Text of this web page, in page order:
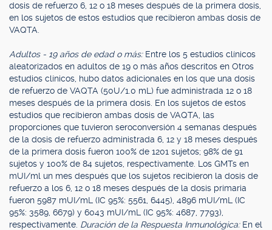
dosis de refuerzo 6, 12 o 18 meses después de la primera dosis,
en los sujetos de estos estudios que recibieron ambas dosis de
VAQTA.
Adultos - 19 años de edad o más: Entre los 5 estudios clínicos
aleatorizados en adultos de 19 o más años descritos en Otros
estudios clínicos, hubo datos adicionales en los que una dosis
de refuerzo de VAQTA (50U/1.0 mL) fue administrada 12 o 18
meses después de la primera dosis. En los sujetos de estos
estudios que recibieron ambas dosis de VAQTA, las
proporciones que tuvieron seroconversión 4 semanas después
de la dosis de refuerzo administrada 6, 12 y 18 meses después
de la primera dosis fueron 100% de 1201 sujetos; 98% de 91
sujetos y 100% de 84 sujetos, respectivamente. Los GMTs en
mUI/ml un mes después que los sujetos recibieron la dosis de
refuerzo a los 6, 12 o 18 meses después de la dosis primaria
fueron 5987 mUI/mL (IC 95%: 5561, 6445), 4896 mUI/mL (IC
95%: 3589, 6679) y 6043 mUI/mL (IC 95%: 4687, 7793),
respectivamente. Duración de la Respuesta Inmunológica: En el